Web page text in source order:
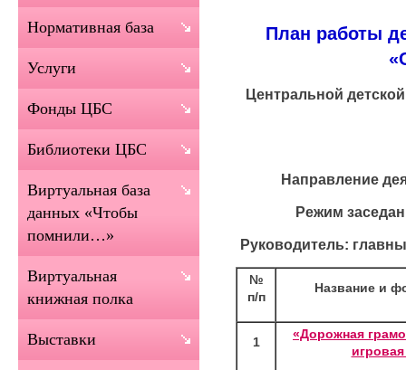
План работы
Центральной
Направление
Режим
Руководитель:
№
п/п
Название и
1
«Дорожная
Нормативная база
Услуги
Фонды ЦБС
Библиотеки ЦБС
Виртуальная база
данных «Чтобы
помнили…»
Виртуальная
книжная полка
Выставки